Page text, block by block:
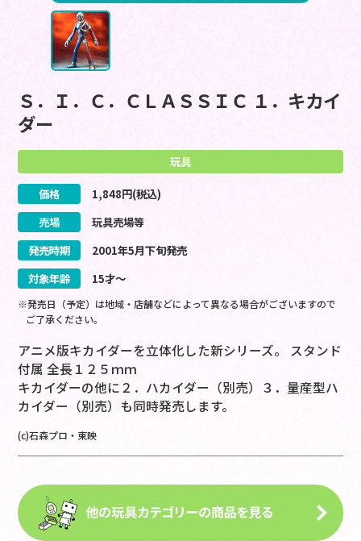
Ｓ．Ｉ．Ｃ．ＣＬＡＳＳＩＣ １．キカイ
ダー
玩具
価格 1,848円(税込)
売場
玩具売場等
発売時期
2001年5月下旬発売
対象年齢
15才～
※発売日（予定）は地域・店舗などによって異なる場合がございますので
ご了承ください。
アニメ版キカイダーを立体化した新シリーズ。 スタンド
付属 全長１２５ｍｍ
キカイダーの他に２．ハカイダー（別売）３．量産型ハ
カイダー（別売）も同時発売します。
(c)石森プロ・東映